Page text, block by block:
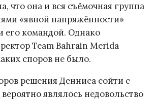
что она и вся съёмочная группа
«явной напряжённости»
его командой. Однако
Team Bahrain Merida
споров не было.
решения Денниса сойти с
являлось недовольство